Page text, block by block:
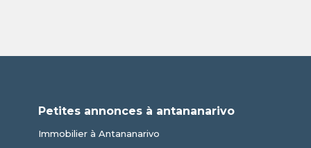
Petites annonces à antananarivo
Immobilier à Antananarivo